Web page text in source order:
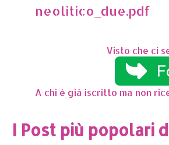
neolitico_due.pdf
Visto che ci
A chi è già iscritto ma non
I Post più popolari